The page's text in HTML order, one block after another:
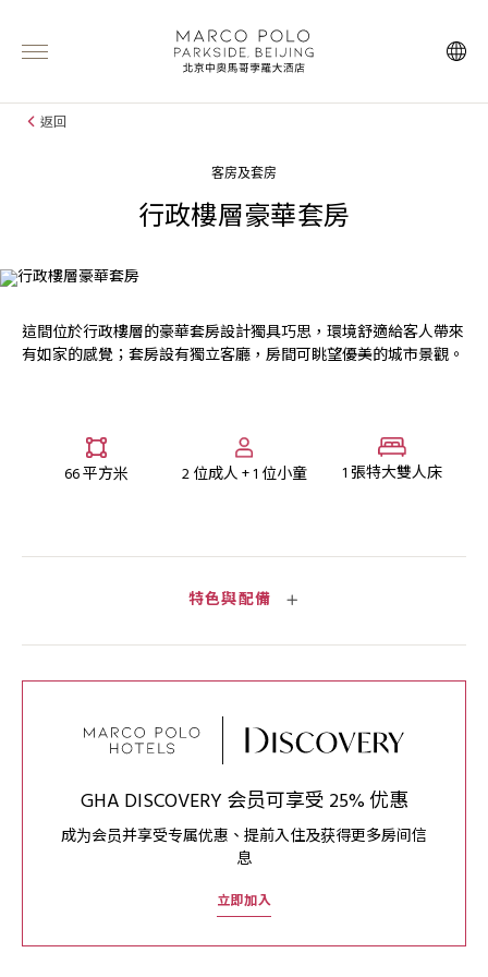
返回
客房及套房
行政樓層豪華套房
這間位於行政樓層的豪華套房設計獨具巧思，環境舒適給客人帶來
有如家的感覺；套房設有獨立客廳，房間可眺望優美的城市景觀。
66 平方米 2 位成人 + 1 位小童 1 張特大雙人床
特色與配備
GHA DISCOVERY 会员可享受 25% 优惠
成为会员并享受专属优惠、提前入住及获得更多房间信
息
立即加入